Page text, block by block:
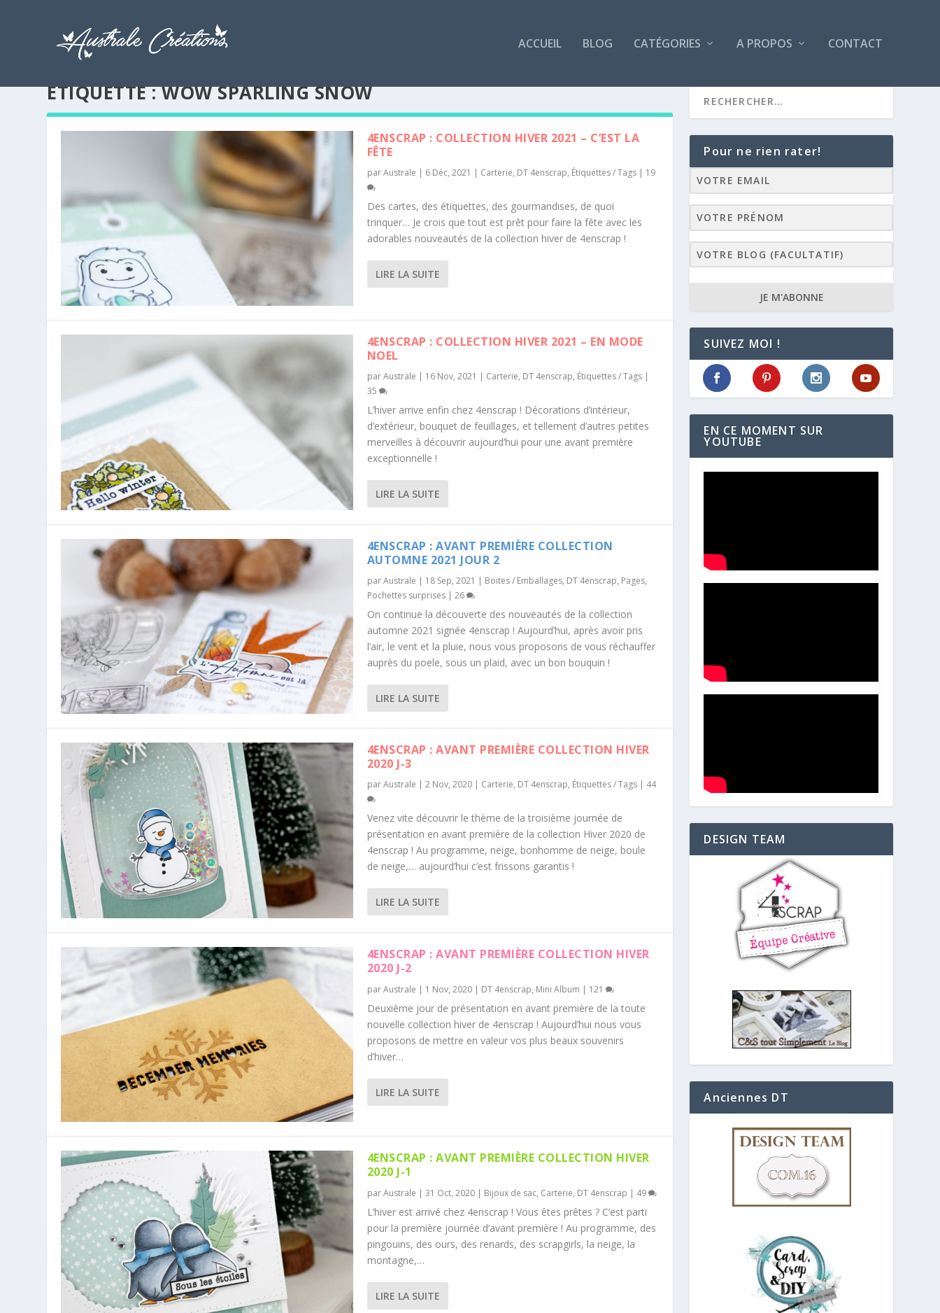
ACCUEIL BLOG CATÉGORIES A PROPOS CONTACT
ÉTIQUETTE :WOW SPARLING SNOW
4ENSCRAP : COLLECTION HIVER 2021 – C’EST LA
FÊTE
parAustrale | 6 Déc, 2021 | Carterie, DT 4enscrap, Étiquettes / Tags| 19
Des cartes, des étiquettes, des gourmandises, de quoi
trinquer… Je crois que tout est prêt pour faire la fête avec les
adorables nouveautés de la collection hiver de 4enscrap !
LIRE LA SUITE
4ENSCRAP : COLLECTION HIVER 2021 – EN MODE
NOEL
parAustrale | 16 Nov, 2021 | Carterie, DT 4enscrap, Étiquettes / Tags|
35
L’hiver arrive enfin chez 4enscrap ! Décorations d’intérieur,
d’extérieur, bouquet de feuillages, et tellement d’autres petites
merveilles à découvrir aujourd’hui pour une avant première
exceptionnelle !
LIRE LA SUITE
4ENSCRAP : AVANT PREMIÈRE COLLECTION
AUTOMNE 2021 JOUR 2
parAustrale | 18 Sep, 2021 | Boites / Emballages, DT 4enscrap, Pages,
Pochettes surprises| 26
On continue la découverte des nouveautés de la collection
automne 2021 signée 4enscrap ! Aujourd’hui, après avoir pris
l’air, le vent et la pluie, nous vous proposons de vous réchauffer
auprès du poele, sous un plaid, avec un bon bouquin !
LIRE LA SUITE
4ENSCRAP : AVANT PREMIÈRE COLLECTION HIVER
2020 J-3
parAustrale | 2 Nov, 2020| Carterie, DT 4enscrap, Étiquettes / Tags| 44
Venez vite découvrir le thème de la troisième journée de
présentation en avant première de la collection Hiver 2020 de
4enscrap ! Au programme, neige, bonhomme de neige, boule
de neige,… aujourd’hui c’est frissons garantis !
LIRE LA SUITE
4ENSCRAP : AVANT PREMIÈRE COLLECTION HIVER
2020 J-2
parAustrale | 1 Nov, 2020| DT 4enscrap, Mini Album | 121
Deuxième jour de présentation en avant première de la toute
nouvelle collection hiver de 4enscrap ! Aujourd’hui nous vous
proposons de mettre en valeur vos plus beaux souvenirs
d’hiver…
LIRE LA SUITE
4ENSCRAP : AVANT PREMIÈRE COLLECTION HIVER
2020 J-1
parAustrale | 31 Oct, 2020| Bijoux de sac, Carterie, DT 4enscrap | 49
L’hiver est arrivé chez 4enscrap ! Vous êtes prêtes ? C’est parti
pour la première journée d’avant première ! Au programme, des
pingouins, des ours, des renards, des scrapgirls, la neige, la
montagne,…
LIRE LA SUITE
Pour ne rien rater!
JE M'ABONNE
SUIVEZ MOI !
EN CE MOMENT SUR
YOUTUBE
DESIGN TEAM
Anciennes DT